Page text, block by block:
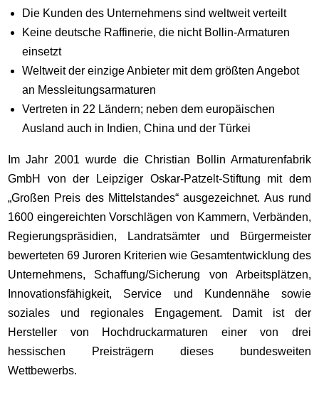
Die Kunden des Unternehmens sind weltweit verteilt
Keine deutsche Raffinerie, die nicht Bollin-Armaturen
einsetzt
Weltweit der einzige Anbieter mit dem größten Angebot
an Messleitungsarmaturen
Vertreten in 22 Ländern; neben dem europäischen
Ausland auch in Indien, China und der Türkei
Im Jahr 2001 wurde die Christian Bollin Armaturenfabrik
GmbH von der Leipziger Oskar-Patzelt-Stiftung mit dem
„Großen Preis des Mittelstandes“ ausgezeichnet. Aus rund
1600 eingereichten Vorschlägen von Kammern, Verbänden,
Regierungspräsidien, Landratsämter und Bürgermeister
bewerteten 69 Juroren Kriterien wie Gesamtentwicklung des
Unternehmens, Schaffung/Sicherung von Arbeitsplätzen,
Innovationsfähigkeit, Service und Kundennähe sowie
soziales und regionales Engagement. Damit ist der
Hersteller von Hochdruckarmaturen einer von drei
hessischen Preisträgern dieses bundesweiten
Wettbewerbs.